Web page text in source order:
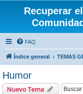
Recuperar
FAQ
Índice general TEMAS
Humor
Nuevo Tema